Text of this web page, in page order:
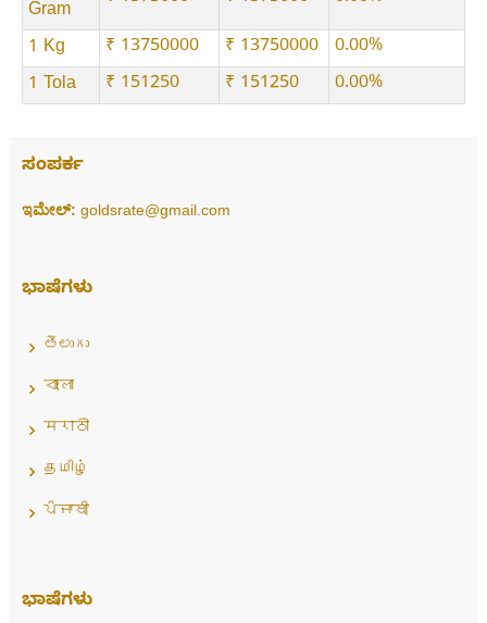
Gram
1 Kg ₹ 13750000 ₹ 13750000
0.00%
1 Tola
₹ 151250 ₹ 151250 0.00%
ಸಂಪರ್ಕ
ಇಮೇಲ್: goldsrate@gmail.com
ಭಾಷೆಗಳು
తెలుగు
বাংলা
मराठी
தமிழ்
ਪੰਜਾਬੀ
ಭಾಷೆಗಳು